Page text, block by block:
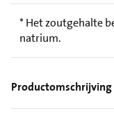
* Het zoutgehalte
natrium.
Productomschrijving